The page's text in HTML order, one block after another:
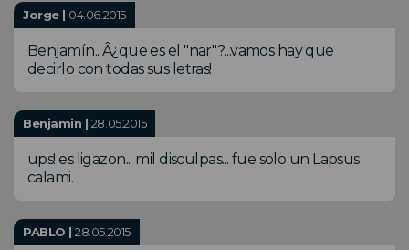
Jorge | 04.06.2015
Benjamín...Â¿que es el "nar"?...vamos hay que
decirlo con todas sus letras!
Benjamin | 28.05.2015
ups! es ligazon... mil disculpas... fue solo un Lapsus
calami.
PABLO |28.05.2015